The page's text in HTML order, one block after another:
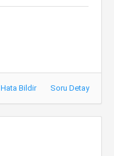
Hata Bildir Soru Detay